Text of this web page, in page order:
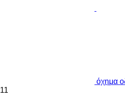
όχημα
11